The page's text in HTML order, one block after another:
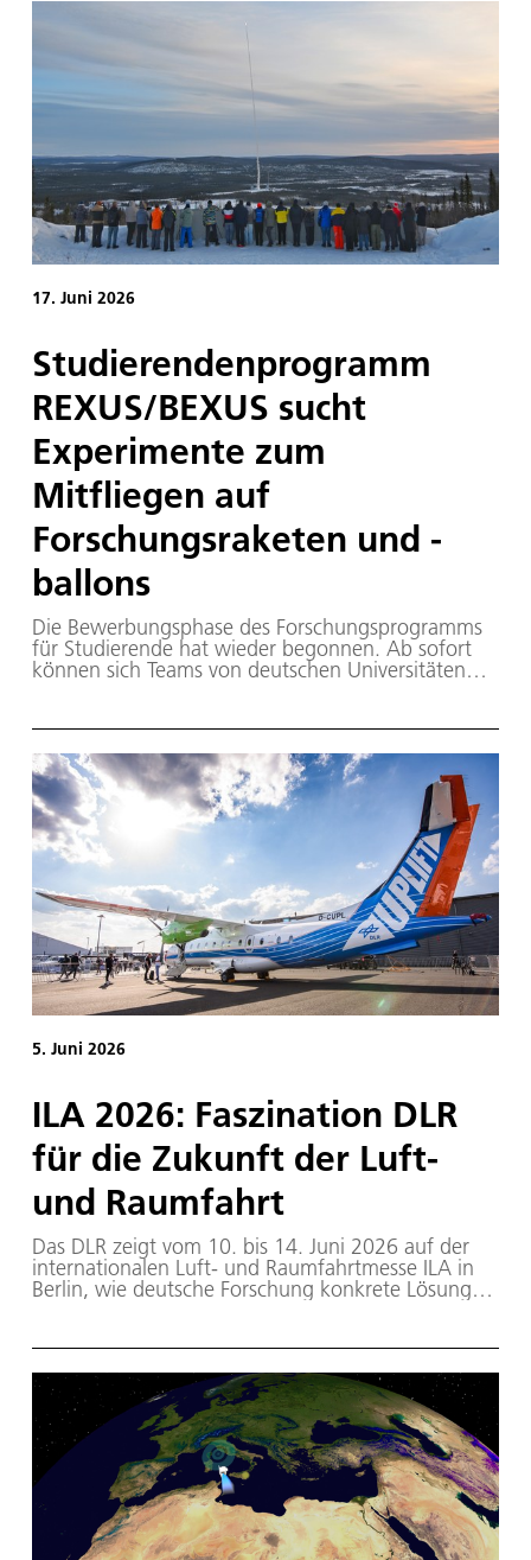
und achten Jahrgangsstufe eine Klimazone aus
und erforschen diese mit echten
Erdbeobachtungsdaten.
17. Juni 2026
Studierendenprogramm
REXUS/BEXUS sucht
Experimente zum
Mitfliegen auf
Forschungsraketen und -
ballons
Die Bewerbungsphase des Forschungsprogramms
für Studierende hat wieder begonnen. Ab sofort
können sich Teams von deutschen Universitäten
Stratosphärenballons bei der Deutschen
Raumfahrtagentur im DLR bewerben.
Einsendeschluss ist der 8. Oktober 2026.
5. Juni 2026
ILA 2026: Faszination DLR
für die Zukunft der Luft-
und Raumfahrt
Das DLR zeigt vom 10. bis 14. Juni 2026 auf der
internationalen Luft- und Raumfahrtmesse ILA in
Berlin, wie deutsche Forschung konkrete Lösungen
das DLR indoor am Stand 300 in Halle B, im Space
Pavilion sowie am Stand des Bundesministeriums
für Forschung, Technologie und Raumfahrt
(BMFTR, Stand 301). Interessierten aus Industrie,
Wissenschaft, Politik sowie am Wochenende auch
aus der Öffentlichkeit bieten sich zahlreiche
Exponate und Gesprächsmöglichkeiten zu
aktuellen Projekten aus Luftfahrt, Raumfahrt,
Sicherheit, Verteidigung sowie Innovation und
Transfer.